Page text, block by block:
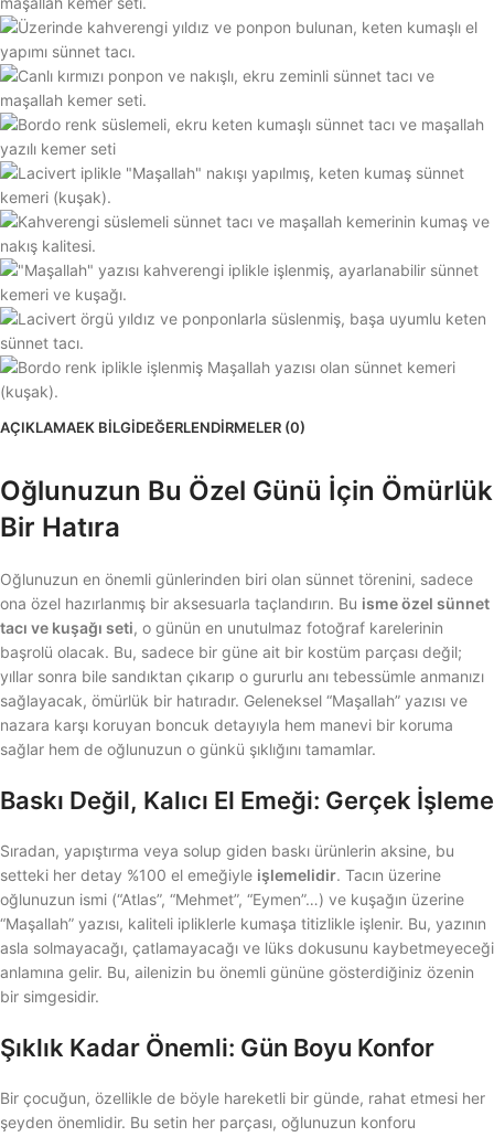
AÇIKLAMAEK BILGIDEĞERLENDIRMELER (0)
Oğlunuzun Bu Özel Günü İçin Ömürlük
Bir Hatıra
Oğlunuzun en önemli günlerinden biri olan sünnet törenini, sadece
ona özel hazırlanmış bir aksesuarla taçlandırın. Bu isme özel sünnet
tacı ve kuşağı seti, o günün en unutulmaz fotoğraf karelerinin
başrolü olacak. Bu, sadece bir güne ait bir kostüm parçası değil;
yıllar sonra bile sandıktan çıkarıp o gururlu anı tebessümle anmanızı
sağlayacak, ömürlük bir hatıradır. Geleneksel “Maşallah” yazısı ve
nazara karşı koruyan boncuk detayıyla hem manevi bir koruma
sağlar hem de oğlunuzun o günkü şıklığını tamamlar.
Baskı Değil, Kalıcı El Emeği: Gerçek İşleme
Sıradan, yapıştırma veya solup giden baskı ürünlerin aksine, bu
setteki her detay %100 el emeğiyle işlemelidir. Tacın üzerine
oğlunuzun ismi (“Atlas”, “Mehmet”, “Eymen”…) ve kuşağın üzerine
“Maşallah” yazısı, kaliteli ipliklerle kumaşa titizlikle işlenir. Bu, yazının
asla solmayacağı, çatlamayacağı ve lüks dokusunu kaybetmeyeceği
anlamına gelir. Bu, ailenizin bu önemli gününe gösterdiğiniz özenin
bir simgesidir.
Şıklık Kadar Önemli: Gün Boyu Konfor
Bir çocuğun, özellikle de böyle hareketli bir günde, rahat etmesi her
şeyden önemlidir. Bu setin her parçası, oğlunuzun konforu